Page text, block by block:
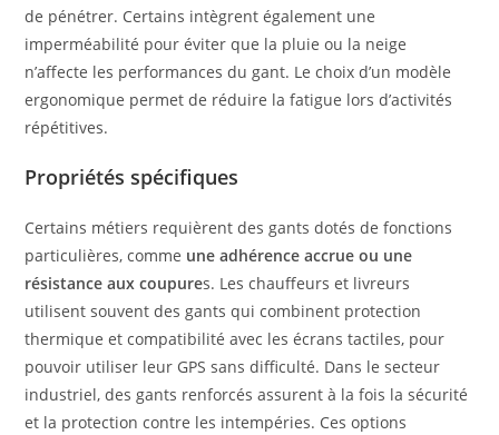
de pénétrer. Certains intègrent également une
imperméabilité pour éviter que la pluie ou la neige
n’affecte les performances du gant. Le choix d’un modèle
ergonomique permet de réduire la fatigue lors d’activités
répétitives.
Propriétés spécifiques
Certains métiers requièrent des gants dotés de fonctions
particulières, comme une adhérence accrue ou une
résistance aux coupures. Les chauffeurs et livreurs
utilisent souvent des gants qui combinent protection
thermique et compatibilité avec les écrans tactiles, pour
pouvoir utiliser leur GPS sans difficulté. Dans le secteur
industriel, des gants renforcés assurent à la fois la sécurité
et la protection contre les intempéries. Ces options